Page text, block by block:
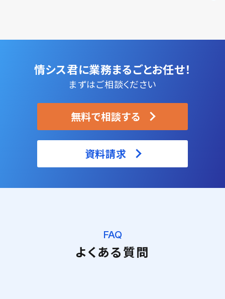
情シス君に業務まるごとお任せ！
まずはご相談ください
無料で相談する
資料請求
FAQ
よくある質問